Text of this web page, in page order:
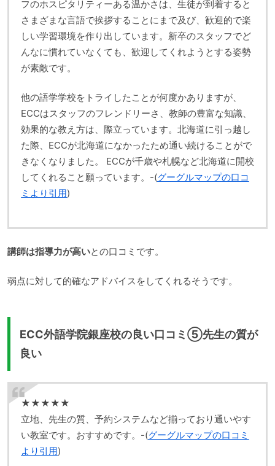
フのホスピタリティーある温かさは、生徒が到着すると
さまざまな言語で挨拶することにまで及び、歓迎的で楽
しい学習環境を作り出しています。新卒のスタッフでど
んなに慣れていなくても、歓迎してくれようとする姿勢
が素敵です。
他の語学学校をトライしたことが何度かありますが、
ECCはスタッフのフレンドリーさ、教師の豊富な知識、
効果的な教え方は、際立っています。北海道に引っ越し
た際、ECCが北海道になかったため通い続けることがで
きなくなりました。 ECCが千歳や札幌など北海道に開校
してくれること願っています。-(グーグルマップの口コ
ミより引用)
講師は指導力が高いとの口コミです。
弱点に対して的確なアドバイスをしてくれるそうです。
ECC外語学院銀座校の良い口コミ⑤先生の質が
良い
★★★★★
立地、先生の質、予約システムなど揃っており通いやす
い教室です。おすすめです。-(グーグルマップの口コミ
より引用)